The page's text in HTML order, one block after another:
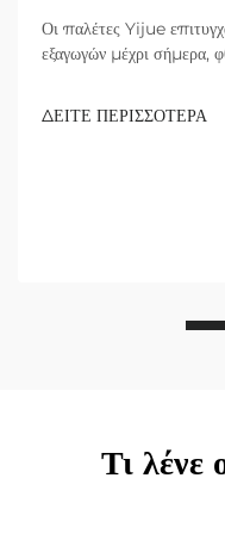
Οι παλέτες Yijue
εξαγωγών μέχρι σήμερα,
ΔΕΙΤΕ ΠΕΡΙΣΣΟΤΕΡΑ
Τι λένε